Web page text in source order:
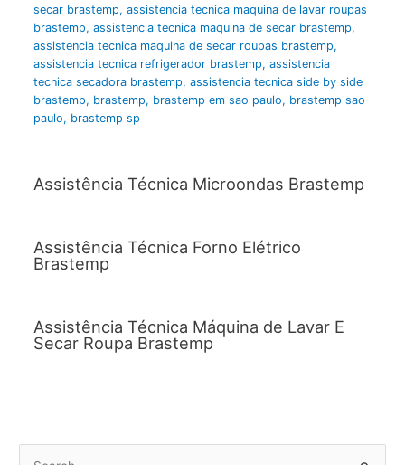
secar brastemp, assistencia tecnica maquina de lavar roupas
brastemp, assistencia tecnica maquina de secar brastemp,
assistencia tecnica maquina de secar roupas brastemp,
assistencia tecnica refrigerador brastemp, assistencia
tecnica secadora brastemp, assistencia tecnica side by side
brastemp, brastemp, brastemp em sao paulo, brastemp sao
paulo, brastemp sp
Assistência Técnica Microondas Brastemp
Assistência Técnica Forno Elétrico
Brastemp
Assistência Técnica Máquina de Lavar E
Secar Roupa Brastemp